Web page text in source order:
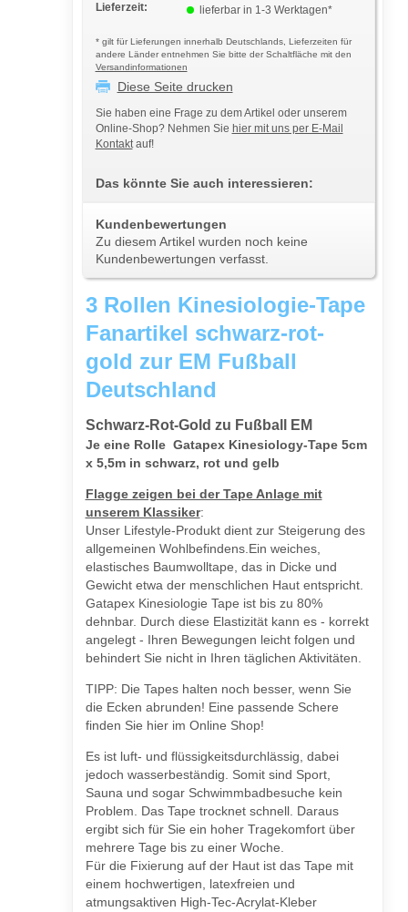
Lieferzeit:
lieferbar in 1-3 Werktagen*
* gilt für Lieferungen innerhalb Deutschlands, Lieferzeiten für
andere Länder entnehmen Sie bitte der Schaltfläche mit den
Versandinformationen
Diese Seite drucken
Sie haben eine Frage zu dem Artikel oder unserem
Online-Shop? Nehmen Sie hier mit uns per E-Mail
Kontaktauf!
Das könnte Sie auch interessieren:
Kundenbewertungen
Zu diesem Artikel wurden noch keine
Kundenbewertungen verfasst.
3 Rollen Kinesiologie-Tape
Fanartikel schwarz-rot-
gold zur EM Fußball
Deutschland
Schwarz-Rot-Gold zu Fußball EM
Je eine Rolle Gatapex Kinesiology-Tape 5cm
x 5,5m in schwarz, rot und gelb
Flagge zeigen bei der Tape Anlage mit
unserem Klassiker:
Unser Lifestyle-Produkt dient zur Steigerung des
allgemeinen Wohlbefindens.Ein weiches,
elastisches Baumwolltape, das in Dicke und
Gewicht etwa der menschlichen Haut entspricht.
Gatapex Kinesiologie Tape ist bis zu 80%
dehnbar. Durch diese Elastizität kann es - korrekt
angelegt - Ihren Bewegungen leicht folgen und
behindert Sie nicht in Ihren täglichen Aktivitäten.
TIPP: Die Tapes halten noch besser, wenn Sie
die Ecken abrunden! Eine passende Schere
finden Sie hier im Online Shop!
Es ist luft- und flüssigkeitsdurchlässig, dabei
jedoch wasserbeständig. Somit sind Sport,
Sauna und sogar Schwimmbadbesuche kein
Problem. Das Tape trocknet schnell. Daraus
ergibt sich für Sie ein hoher Tragekomfort über
mehrere Tage bis zu einer Woche.
Für die Fixierung auf der Haut ist das Tape mit
einem hochwertigen, latexfreien und
atmungsaktiven High-Tec-Acrylat-Kleber